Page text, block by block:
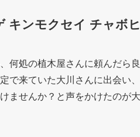
キンモクセイ チャボ
何処の植木屋さんに頼んだら
で来ていた大川さんに出会い
ませんか？と声をかけたのが